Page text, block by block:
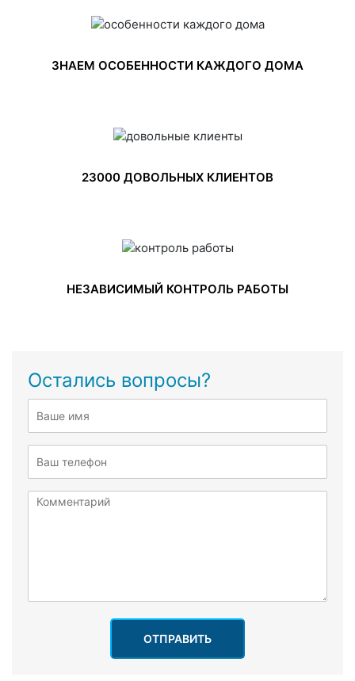
ЗНАЕМ ОСОБЕННОСТИ КАЖДОГО ДОМА
23000 ДОВОЛЬНЫХ КЛИЕНТОВ
НЕЗАВИСИМЫЙ КОНТРОЛЬ РАБОТЫ
Остались вопросы?
ОТПРАВИТЬ